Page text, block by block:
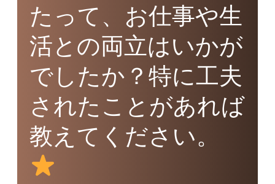
たって、お仕事や生
活との両立はいかが
でしたか？特に工夫
されたことがあれば
教えてください。